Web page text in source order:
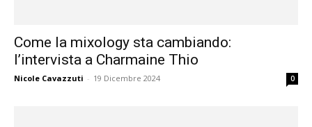
Come la mixology sta cambiando:
l’intervista a Charmaine Thio
Nicole Cavazzuti - 19 Dicembre 2024 0